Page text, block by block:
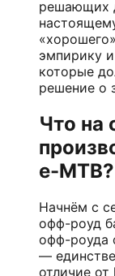
решающих
эмпирику
которые
решение о
Что на
e-MTB?
Начнём с
офф-роуд
офф-роуда
—
отличие